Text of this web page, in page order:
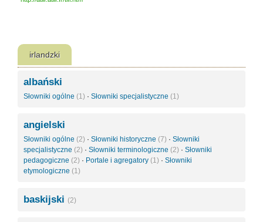
irlandzki
albański
Słowniki ogólne (1) · Słowniki specjalistyczne (1)
angielski
Słowniki ogólne (2) · Słowniki historyczne (7) · Słowniki
specjalistyczne (2) · Słowniki terminologiczne (2) · Słowniki
pedagogiczne (2) · Portale i agregatory (1) · Słowniki
etymologiczne (1)
baskijski (2)